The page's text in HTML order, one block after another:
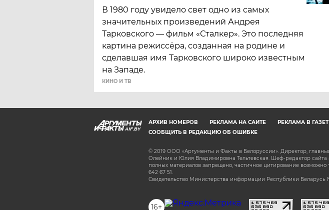
В 1980 году увидело свет одно из самых
значительных произведений Андрея
Тарковского — фильм «Сталкер». Это последняя
картина режиссёра, созданная на родине и
сделавшая имя Тарковского широко известным
на Западе.
КИНО И ТВ
AIF.BY
АРХИВ НОМЕРОВ РЕКЛАМА НА САЙТЕ РЕКЛАМА В
СООБЩИТЬ В РЕДАКЦИЮ ОБ ОШИБКЕ
© 2019 ООО «Аргументы и Факты в Белоруссии». Директор,
Олейник и Юлия Владимировна Тельтевская. Шеф-редактор
полных материалов запрещено, частичное цитирование
642 67 51.
Свидетельство Министерства информации Республики Беларусь
16+